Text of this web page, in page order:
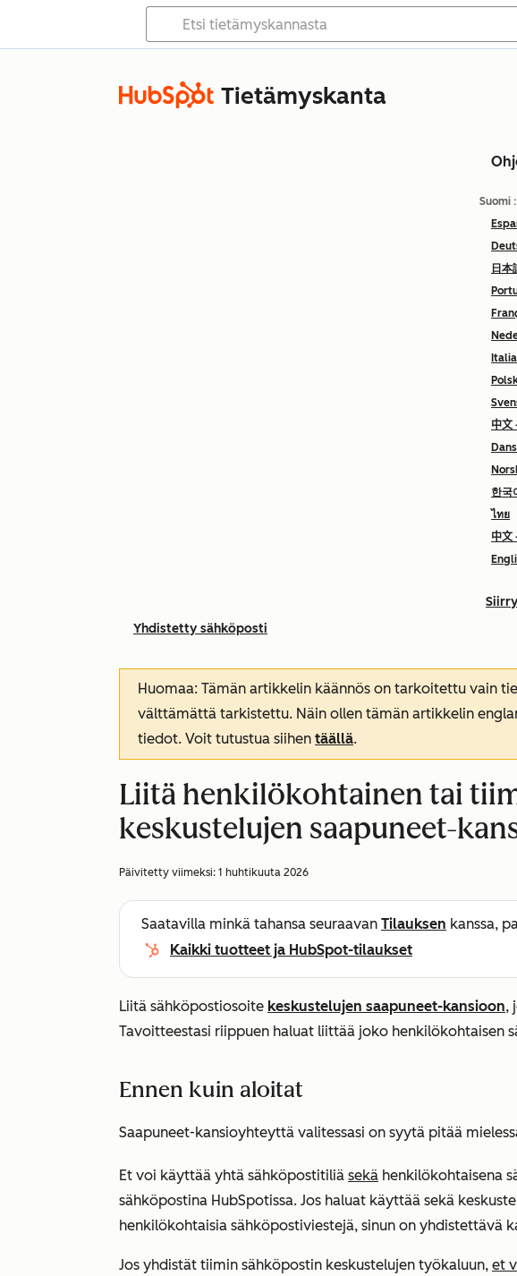
Tietämyskanta
Suomi
日本
中文
한국
ไทย
中文
Yhdistetty sähköposti
Huomaa: Tämän artikkelin käännös on tarkoitettu vain
välttämättä tarkistettu. Näin ollen tämän artikkelin
tiedot. Voit tutustua siihen täällä.
Liitä henkilökohtainen tai
keskustelujen saapuneet-
Päivitetty viimeksi: 1 huhtikuuta 2026
Saatavilla minkä tahansa seuraavan Tilauksen kanssa,
Kaikki tuotteet ja HubSpot-tilaukset
Liitä sähköpostiosoite keskustelujen saapuneet-kansioon,
Tavoitteestasi riippuen haluat liittää joko henkilökohtaisen
Ennen kuin aloitat
Saapuneet-kansioyhteyttä valitessasi on syytä pitää
Et voi käyttää yhtä sähköpostitiliä sekä henkilökohtaisena
sähköpostina HubSpotissa. Jos haluat käyttää sekä
henkilökohtaisia sähköpostiviestejä, sinun on yhdistettävä
Jos yhdistät tiimin sähköpostin keskustelujen työkaluun, et